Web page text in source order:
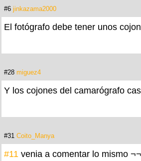
#6 jinkazama2000
El fotógrafo debe tener unos
#28 miguez4
Y los cojones del camarógrafo
#31 Coito_Manya
#11 venia a comentar lo mismo ¬¬